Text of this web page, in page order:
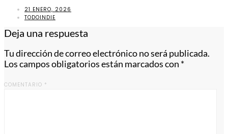
21 ENERO, 2026
TODOINDIE
Deja una respuesta
Tu dirección de correo electrónico no será publicada.
Los campos obligatorios están marcados con *
COMENTARIO *